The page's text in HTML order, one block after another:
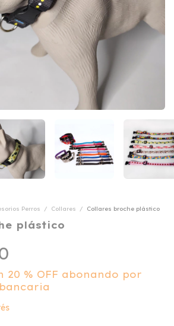
Perros / Collares / Collares broche plástico
plástico
20 % OFF abonando por